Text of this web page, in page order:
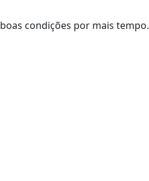
condições por mais tempo.